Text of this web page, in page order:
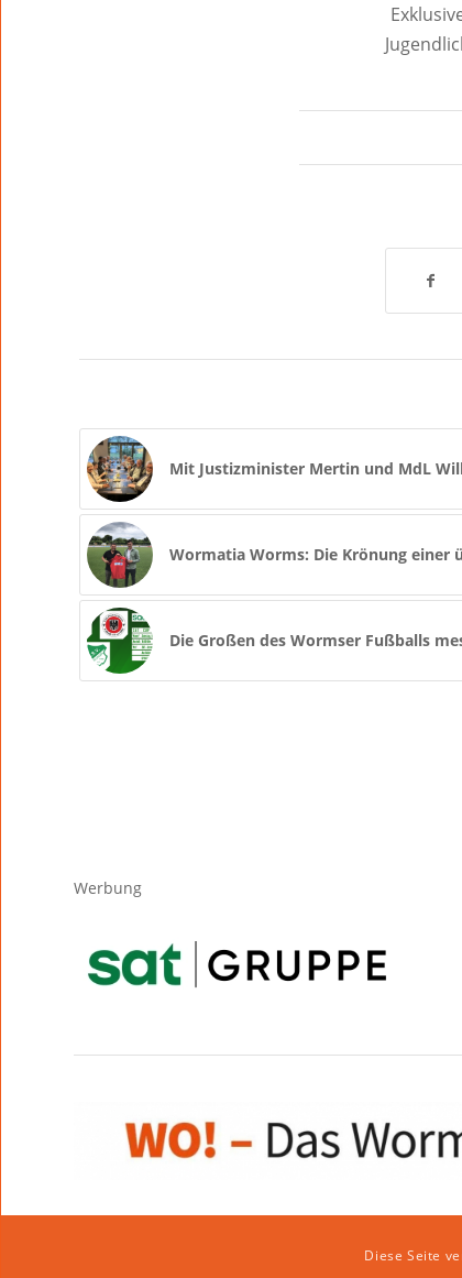
Mit Justizminister Mertin und MdL
Wormatia Worms: Die Krönung einer
Die Großen des Wormser Fußballs
Werbung
Website von klicklabor.de|
Diese Seite